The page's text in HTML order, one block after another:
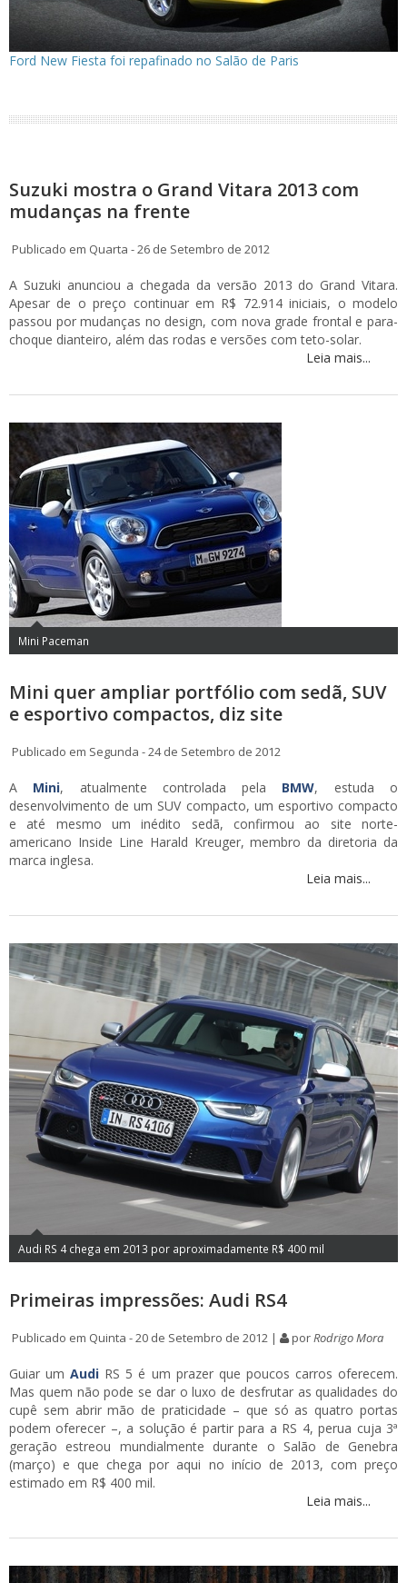
Ford New Fiesta foi repafinado no Salão de Paris
Suzuki mostra o Grand Vitara 2013 com
mudanças na frente
Publicado em Quarta - 26 de Setembro de 2012
A Suzuki anunciou a chegada da versão 2013 do Grand Vitara.
Apesar de o preço continuar em R$ 72.914 iniciais, o modelo
passou por mudanças no design, com nova grade frontal e para-
choque dianteiro, além das rodas e versões com teto-solar.
Leia mais...
Mini Paceman
Mini quer ampliar portfólio com sedã, SUV
e esportivo compactos, diz site
Publicado em Segunda - 24 de Setembro de 2012
A Mini, atualmente controlada pela BMW, estuda o
desenvolvimento de um SUV compacto, um esportivo compacto
e até mesmo um inédito sedã, confirmou ao site norte-
americano Inside Line Harald Kreuger, membro da diretoria da
marca inglesa.
Leia mais...
Audi RS 4 chega em 2013 por aproximadamente R$ 400 mil
Primeiras impressões: Audi RS4
Publicado em Quinta - 20 de Setembro de 2012 | porRodrigo Mora
Guiar umAudi RS 5 é um prazer que poucos carros oferecem.
Mas quem não pode se dar o luxo de desfrutar as qualidades do
cupê sem abrir mão de praticidade – que só as quatro portas
podem oferecer –, a solução é partir para a RS 4, perua cuja 3ª
geração estreou mundialmente durante o Salão de Genebra
(março) e que chega por aqui no início de 2013, com preço
estimado em R$ 400 mil.
Leia mais...